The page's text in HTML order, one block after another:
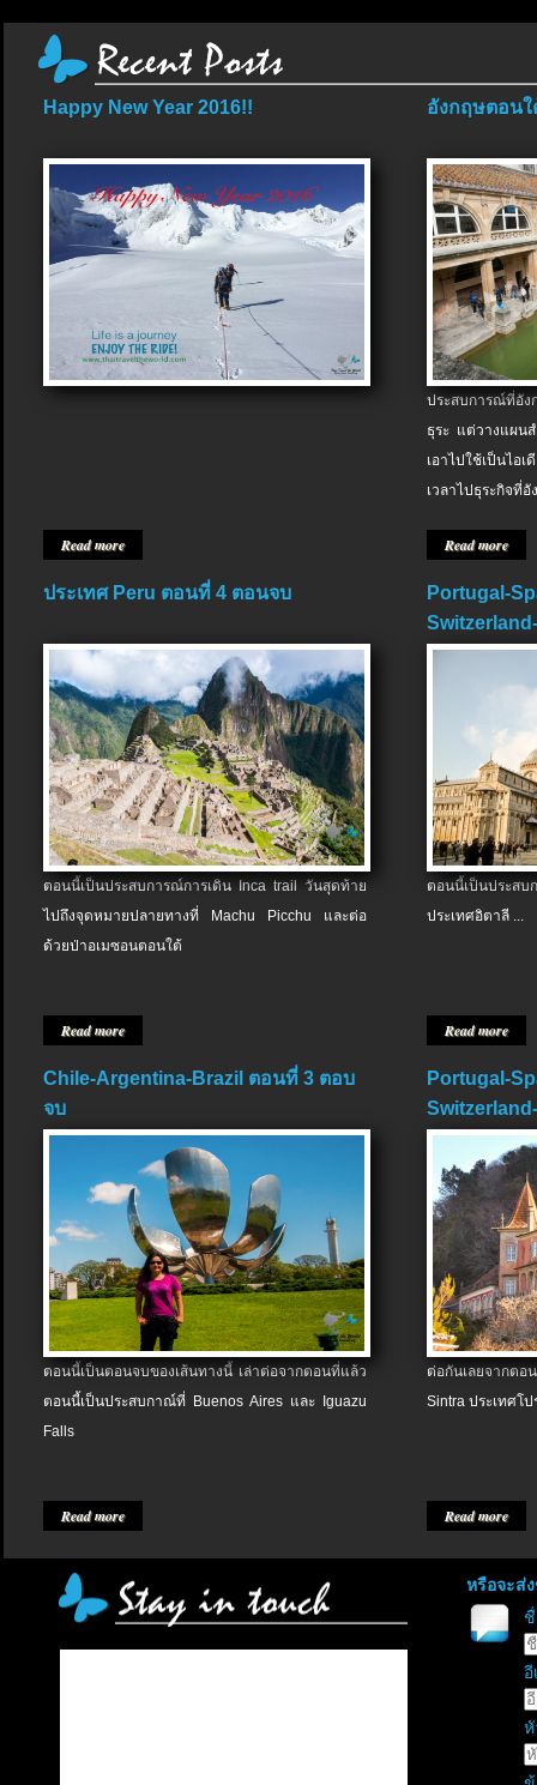
Happy New Year 2016!!
Read more
อังกฤษตอนใ
ประสบการณ์ที่อัง
ธุระ แต่วางแผน
เอาไปใช้เป็นไอ
เวลาไปธุระกิจที่อั
Read more
ประเทศ Peru ตอนที่ 4 ตอนจบ
ตอนนี้เป็นประสบการณ์การเดิน Inca trail วันสุดท้าย
ไปถึงจุดหมายปลายทางที่ Machu Picchu และต่อ
ด้วยป่าอเมซอนตอนใต้
Read more
Portugal-
ตอนนี้เป็นประส
ประเทศอิตาลี ...
Read more
Chile-Argentina-Brazil ตอนที่ 3 ตอบ
จบ
ตอนนี้เป็นตอนจบของเส้นทางนี้ เล่าต่อจากตอนที่แล้ว
ตอนนี้เป็นประสบกาณ์ที่ Buenos Aires และ Iguazu
Falls
Read more
Portugal-
ต่อกันเลยจากต
Sintra ประเทศโป
Read more
หรือจะส่
อี
หั